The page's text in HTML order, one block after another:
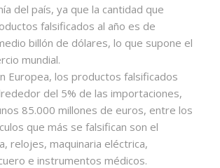
del país, ya que la cantidad que
falsificados al año es de
billón de dólares, lo que supone el
mundial.
Europea, los productos falsificados
del 5% de las importaciones,
85.000 millones de euros, entre los
que más se falsifican son el
relojes, maquinaria eléctrica,
e instrumentos médicos.